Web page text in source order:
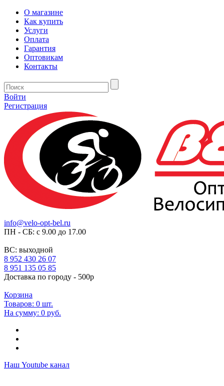
О магазине
Как купить
Услуги
Оплата
Гарантия
Оптовикам
Контакты
Войти
Регистрация
info@velo-opt-bel.ru
ПН - СБ: с 9.00 до 17.00
ВС: выходной
8 952 430 26 07
8 951 135 05 85
Доставка по городу - 500р
Корзина
Товаров: 0 шт.
На сумму: 0 руб.
Наш Youtube канал